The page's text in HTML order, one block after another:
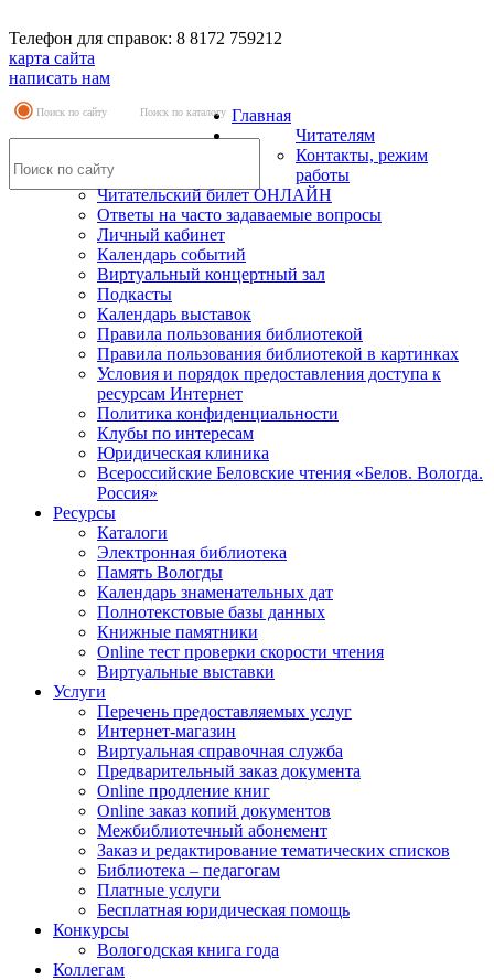
Телефон для справок: 8 8172 759212
карта сайта
написать нам
Поиск по сайту Поиск по каталогу Главная
Читателям
Контакты, режим
работы
Читательский билет ОНЛАЙН
Ответы на часто задаваемые вопросы
Личный кабинет
Календарь событий
Виртуальный концертный зал
Подкасты
Календарь выставок
Правила пользования библиотекой
Правила пользования библиотекой в картинках
Условия и порядок предоставления доступа к
ресурсам Интернет
Политика конфиденциальности
Клубы по интересам
Юридическая клиника
Всероссийские Беловские чтения «Белов. Вологда.
Россия»
Ресурсы
Каталоги
Электронная библиотека
Память Вологды
Календарь знаменательных дат
Полнотекстовые базы данных
Книжные памятники
Online тест проверки скорости чтения
Виртуальные выставки
Услуги
Перечень предоставляемых услуг
Интернет-магазин
Виртуальная справочная служба
Предварительный заказ документа
Online продление книг
Online заказ копий документов
Межбиблиотечный абонемент
Заказ и редактирование тематических списков
Библиотека – педагогам
Платные услуги
Бесплатная юридическая помощь
Конкурсы
Вологодская книга года
Коллегам